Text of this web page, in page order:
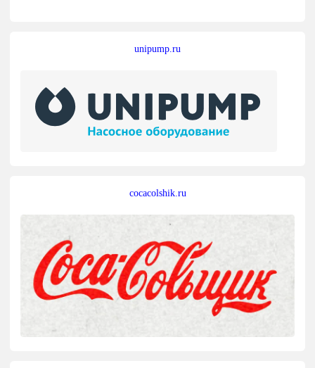
unipump.ru
cocacolshik.ru